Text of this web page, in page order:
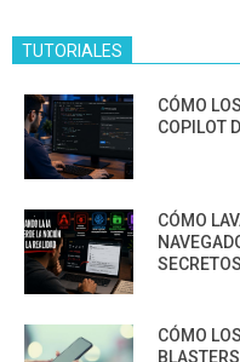
TUTORIALES
CÓMO
COPILOT
CÓMO
SECRETOS
CÓMO